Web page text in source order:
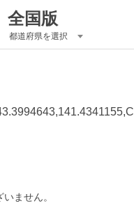
全国版
都道府県を選択
ません。